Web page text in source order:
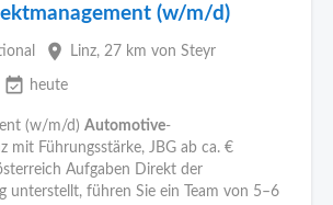
(w/m/d)
place Linz, 27 km von Steyr
event_available heute
(w/m/d) Automotive-
mit Führungsstärke, JBG ab ca. €
Aufgaben Direkt der
unterstellt, führen Sie ein Team von 5–6